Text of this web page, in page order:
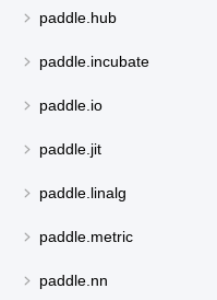
paddle.hub
paddle.incubate
paddle.io
paddle.jit
paddle.linalg
paddle.metric
paddle.nn